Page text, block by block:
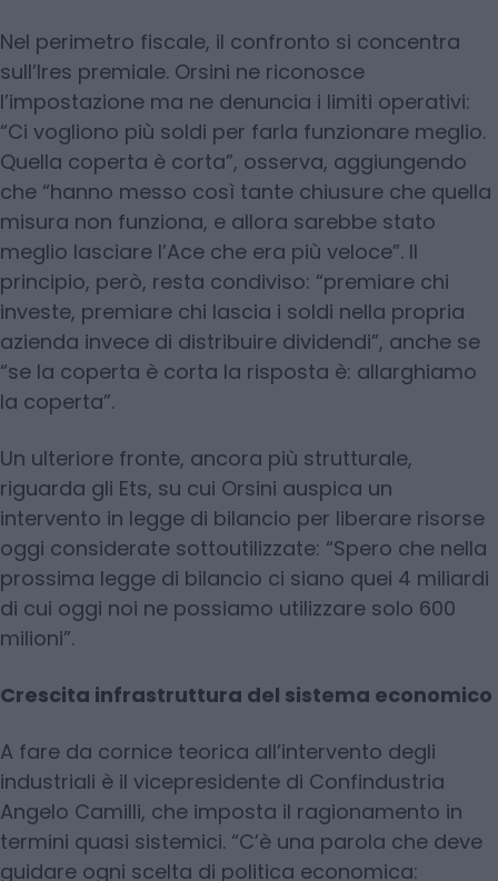
Nel perimetro fiscale, il confronto si concentra
sull’Ires premiale. Orsini ne riconosce
l’impostazione ma ne denuncia i limiti operativi:
“Ci vogliono più soldi per farla funzionare meglio.
Quella coperta è corta”, osserva, aggiungendo
che “hanno messo così tante chiusure che quella
misura non funziona, e allora sarebbe stato
meglio lasciare l’Ace che era più veloce”. Il
principio, però, resta condiviso: “premiare chi
investe, premiare chi lascia i soldi nella propria
azienda invece di distribuire dividendi”, anche se
“se la coperta è corta la risposta è: allarghiamo
la coperta”.
Un ulteriore fronte, ancora più strutturale,
riguarda gli Ets, su cui Orsini auspica un
intervento in legge di bilancio per liberare risorse
oggi considerate sottoutilizzate: “Spero che nella
prossima legge di bilancio ci siano quei 4 miliardi
di cui oggi noi ne possiamo utilizzare solo 600
milioni”.
Crescita infrastruttura del sistema economico
A fare da cornice teorica all’intervento degli
industriali è il vicepresidente di Confindustria
Angelo Camilli, che imposta il ragionamento in
termini quasi sistemici. “C’è una parola che deve
guidare ogni scelta di politica economica: